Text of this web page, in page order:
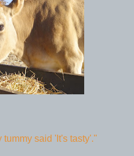
said 'It's tasty'."